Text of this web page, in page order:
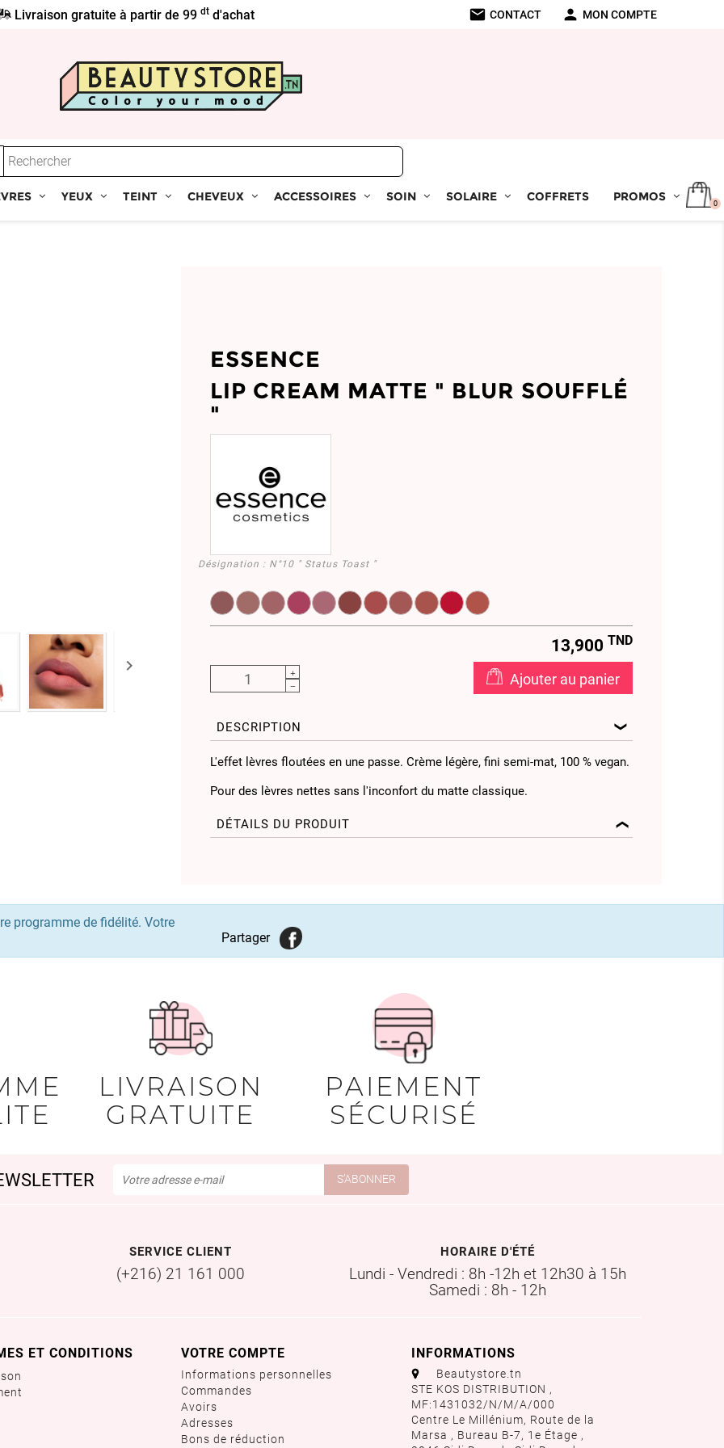
Livraison gratuite à partir de 99dt d'achat mail CONTACT person MON COMPTE
YEUX TEINT CHEVEUX ACCESSOIRES SOIN SOLAIRE COFFRETS PROMOS 0

ESSENCE
LIP CREAM MATTE " BLUR SOUFFLÉ
"
Désignation : N°10 " Status Toast "
EL958484.01
EL958486.02
EL958488.03
EL958492.05
EL958494.06
EL959369.07
EL958472.08
EL959305.09
EL959304.10
EL961444.11
EL961448.12
13,900 TND
Ajouter au panier
DESCRIPTION
L'effet lèvres floutées en une passe. Crème légère, fini semi-mat, 100 % vegan.
Pour des lèvres nettes sans l'inconfort du matte classique.
DÉTAILS DU PRODUIT
Partager
programme de fidélité. Votre
LIVRAISON
GRATUITE
PAIEMENT
SÉCURISÉ
SERVICE CLIENT
(+216) 21 161 000
HORAIRE D'ÉTÉ
Lundi - Vendredi : 8h -12h et 12h30 à 15h
Samedi : 8h - 12h
ET CONDITIONS VOTRE COMPTE
Informations personnelles
Commandes
Avoirs
Adresses
Bons de réduction
INFORMATIONS
aaa
Beautystore.tn
STE KOS DISTRIBUTION ,
MF:1431032/N/M/A/000
Centre Le Millénium, Route de la
Marsa , Bureau B-7, 1e Étage ,